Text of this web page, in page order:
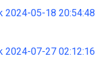
2024-05-18 20:54:48
2024-07-27 02:12:16